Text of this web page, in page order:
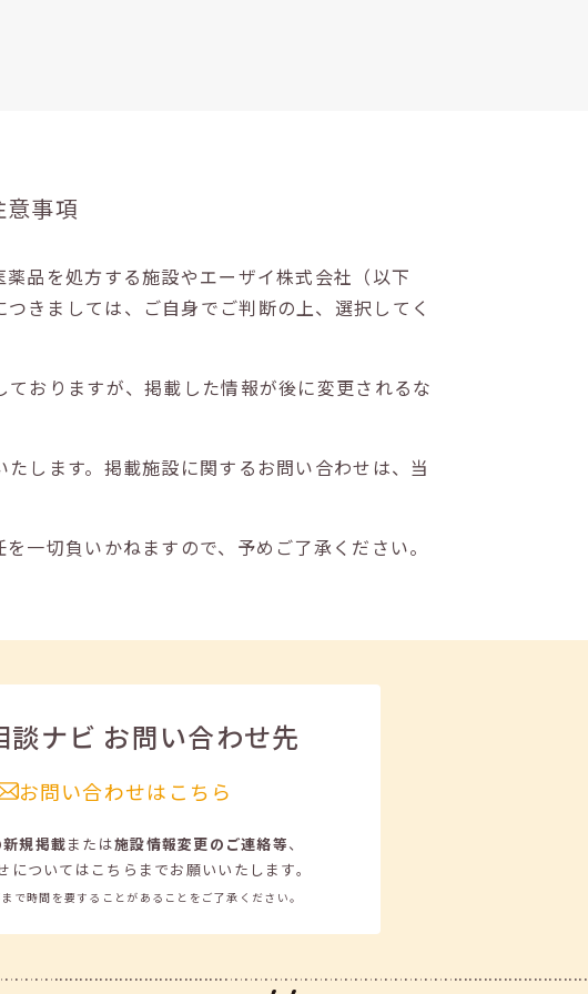
意事項
品を処方する施設やエーザイ株式会社（以下
きましては、ご自身でご判断の上、選択してく
おりますが、掲載した情報が後に変更されるな
します。掲載施設に関するお問い合わせは、当
一切負いかねますので、予めご了承ください。
談ナビ お問い合わせ先
お問い合わせはこちら
規掲載または施設情報変更のご連絡等、
についてはこちらまでお願いいたします。
で時間を要することがあることをご了承ください。